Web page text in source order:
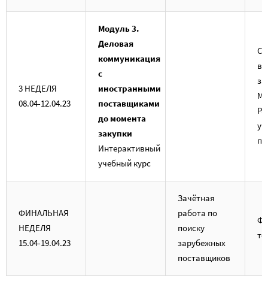
3 НЕДЕЛЯ
08.04-12.04.23
Модуль 3.
Деловая
коммуникация
с
иностранными
поставщиками
до момента
закупки
Интерактивный
учебный курс
ФИНАЛЬНАЯ
НЕДЕЛЯ
15.04-19.04.23
Зачётная
работа по
поиску
зарубежных
поставщиков